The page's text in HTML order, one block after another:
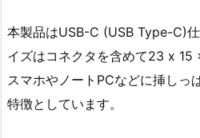
本製品はUSB-C (USB Type-C)
イズはコネクタを含めて23 x 15
スマホやノートPCなどに挿しっ
特徴としています。